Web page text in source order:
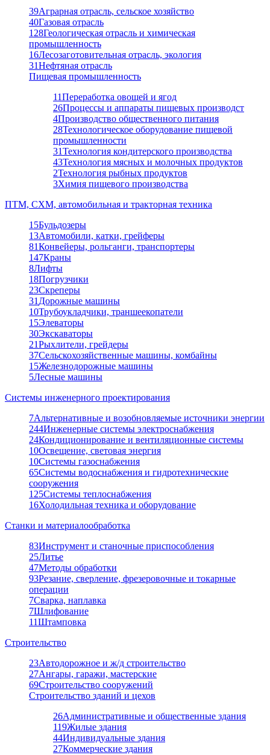
39Аграрная отрасль, сельское хозяйство
40Газовая отрасль
128Геологическая отрасль и химическая
промышленность
16Лесозаготовительная отрасль, экология
31Нефтяная отрасль
Пищевая промышленность
11Переработка овощей и ягод
26Процессы и аппараты пищевых производст
4Производство общественного питания
28Технологическое оборудование пищевой
промышленности
31Технология кондитерского производства
43Технология мясных и молочных продуктов
2Технология рыбных продуктов
3Химия пищевого производства
ПТМ, СХМ, автомобильная и тракторная техника
15Бульдозеры
13Автомобили, катки, грейферы
81Конвейеры, рольганги, транспортеры
147Краны
8Лифты
18Погрузчики
23Скреперы
31 Дорожные машины
10Трубоукладчики, траншеекопатели
15Элеваторы
30Экскаваторы
21Рыхлители, грейдеры
37Сельскохозяйственные машины, комбайны
15Железнодорожные машины
5Лесные машины
Системы инженерного проектирования
7Альтернативные и возобновляемые источники энергии
244Инженерные системы электроснабжения
24Кондиционирование и вентиляционные системы
10Освещение, световая энергия
10Системы газоснабжения
65Системы водоснабжения и гидротехнические
сооружения
125Системы теплоснабжения
16Холодильная техника и оборудование
Станки и материалообработка
83Инструмент и станочные приспособления
25Литье
47Методы обработки
93Резание, сверление, фрезеровочные и токарные
операции
7Сварка, наплавка
7Шлифование
11Штамповка
Строительство
23Автодорожное и ж/д строительство
27Ангары, гаражи, мастерские
69Строительство сооружений
Строительство зданий и цехов
26Административные и общественные здания
119Жилые здания
44Индивидуальные здания
27Коммерческие здания